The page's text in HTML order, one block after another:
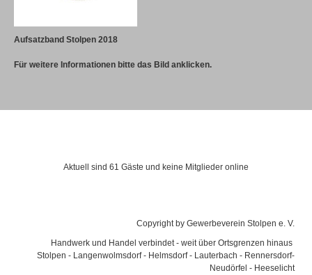
Aufsatzband Stolpen 2018
Für weitere Informationen bitte das Bild anklicken.
Aktuell sind 61 Gäste und keine Mitglieder online
Copyright by Gewerbeverein Stolpen e. V.
Handwerk und Handel verbindet - weit über Ortsgrenzen hinaus
Stolpen - Langenwolmsdorf - Helmsdorf - Lauterbach - Rennersdorf-
Neudörfel - Heeselicht